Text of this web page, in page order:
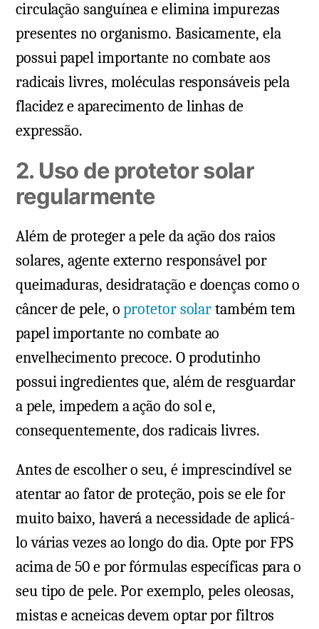
circulação sanguínea e elimina impurezas
presentes no organismo. Basicamente, ela
possui papel importante no combate aos
radicais livres, moléculas responsáveis pela
flacidez e aparecimento de linhas de
expressão.
2. Uso de protetor solar
regularmente
Além de proteger a pele da ação dos raios
solares, agente externo responsável por
queimaduras, desidratação e doenças como o
câncer de pele, oprotetor solartambém tem
papel importante no combate ao
envelhecimento precoce. O produtinho
possui ingredientes que, além de resguardar
a pele, impedem a ação do sol e,
consequentemente, dos radicais livres.
Antes de escolher o seu, é imprescindível se
atentar ao fator de proteção, pois se ele for
muito baixo, haverá a necessidade de aplicá-
lo várias vezes ao longo do dia. Opte por FPS
acima de 50 e por fórmulas específicas para o
seu tipo de pele. Por exemplo, peles oleosas,
mistas e acneicas devem optar por filtros